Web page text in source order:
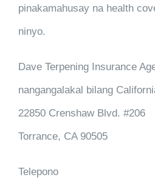
pinakamahusay na health
ninyo.
Dave Terpening Insurance
nangangalakal bilang
22850 Crenshaw Blvd. #206
Torrance, CA 90505
Telepono